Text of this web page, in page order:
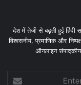
देश में तेजी से बढ़ती हुई हिंदी
विश्वसनीय, प्रमाणिक और
ऑनलाइन